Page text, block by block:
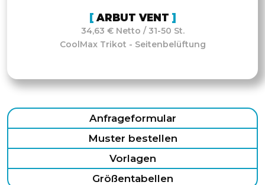
ARBUT VENT
34,63 € Netto / 31-50 St.
CoolMax Trikot - Seitenbelüftung
Anfrageformular
Muster bestellen
Vorlagen
Größentabellen